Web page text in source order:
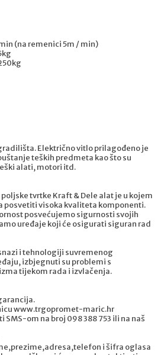
(na remenici 5m / min)
Električno vitlo prilagođeno je
teških predmeta kao što su
alati, motori itd.
tvrtke Kraft & Dele alat je u kojem
posvetiti visoka kvaliteta komponenti.
posvećujemo sigurnosti svojih
uređaje koji će osigurati siguran rad
​​i tehnologiji suvremenog
izbjegnuti su problemi s
tijekom rada i izvlačenja.
www.trgopromet-maric.hr
om na broj 098 388 753 ili na naš
i šifra oglasa